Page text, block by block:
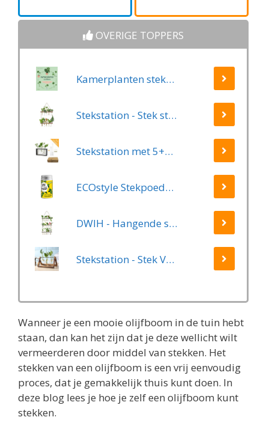
set - hydroponie -
droogbloemen
OVERIGE TOPPERS
Kamerplanten stekken
Stekstation - Stek station vaasjes - Stekjes - Stekken - Planten stekken - Stek vaasjes - Stek glaasjes - Steklab - Reageerbuisjes - Inclusief 10 buisjes - Ophangbaar - Hout - Glas - Bruin
Stekstation met 5+1 reageerbuisjes - zwart hout - met borsteltje en ophangsysteem | stek station - vaasjes - glaasjes - set - hydroponie - hydrocultuur - stekjes - droogbloemen
ECOstyle Stekpoeder Stimuleert Wortelvorming - Voor Sier & Kamerplanten - Helpt Stekjes Uitgroeien tot een Volwaardige Plant - 25 GR
DWIH - Hangende stekjes boom - Geschikt voor 15 stekjes, bloemen, waterplanten (Hydroponie)
Stekstation - Stek Vaasjes - 3 Glazen Vaasjes - Planten Stekken - Stek Glaasjes - Hydrocultuur
Wanneer je een mooie olijfboom in de tuin hebt
staan, dan kan het zijn dat je deze wellicht wilt
vermeerderen door middel van stekken. Het
stekken van een olijfboom is een vrij eenvoudig
proces, dat je gemakkelijk thuis kunt doen. In
deze blog lees je hoe je zelf een olijfboom kunt
stekken.